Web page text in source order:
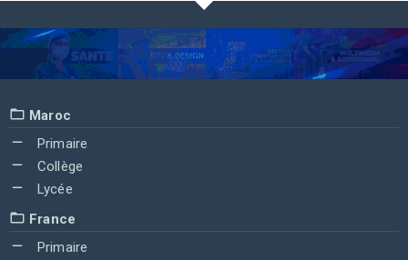
Maroc
Primaire
Collège
Lycée
France
Primaire